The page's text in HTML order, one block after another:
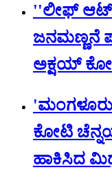
''ಲೀಫ್
ಜನಮಣ್ಣನೆ
ಅಕ್ಷಯ್
'ಮಂಗಳೂರು
ಕೋಟಿ
ಹಾಕಿಸಿದ